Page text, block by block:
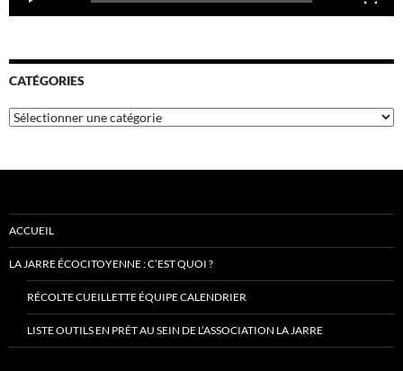
CATÉGORIES
Catégories
ACCUEIL
LA JARRE ÉCOCITOYENNE : C’EST QUOI ?
RÉCOLTE CUEILLETTE ÉQUIPE CALENDRIER
LISTE OUTILS EN PRÊT AU SEIN DE L’ASSOCIATION LA JARRE